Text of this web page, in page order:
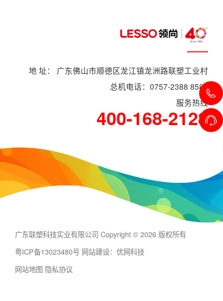
地 址： 广东佛山市顺德区龙江镇龙洲路联塑工业村
总机电话：0757-2388 8588
服务热线
400-168-2128
广东联塑科技实业有限公司 Copyright © 2026 版权所有
粤ICP备13023480号 网站建设：优网科技
网站地图 隐私协议